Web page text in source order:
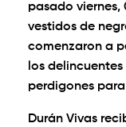
pasado viernes,
vestidos de
comenzaron a
los
perdigones
Durán Vivas